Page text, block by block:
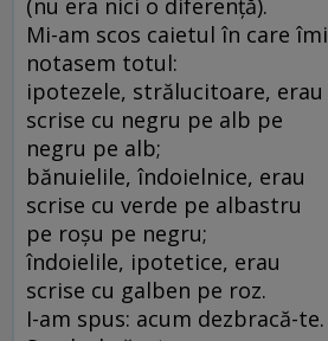
(nu era nici o diferență).
Mi-am scos caietul în care îmi
notasem totul:
ipotezele, strălucitoare, erau
scrise cu negru pe alb pe
negru pe alb;
bănuielile, îndoielnice, erau
scrise cu verde pe albastru
pe roșu pe negru;
îndoielile, ipotetice, erau
scrise cu galben pe roz.
I-am spus: acum dezbracă-te.